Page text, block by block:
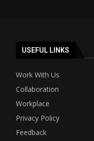
USEFUL LINKS
Work With Us
Collaboration
Workplace
Privacy Policy
Feedback